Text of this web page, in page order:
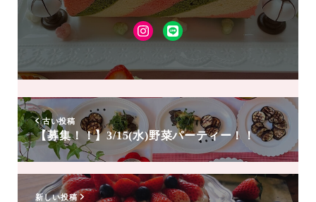
Instagram
LINE
達
追
加
古い投稿
【募集！！】3/15(水)野菜パーティー！！
新しい投稿